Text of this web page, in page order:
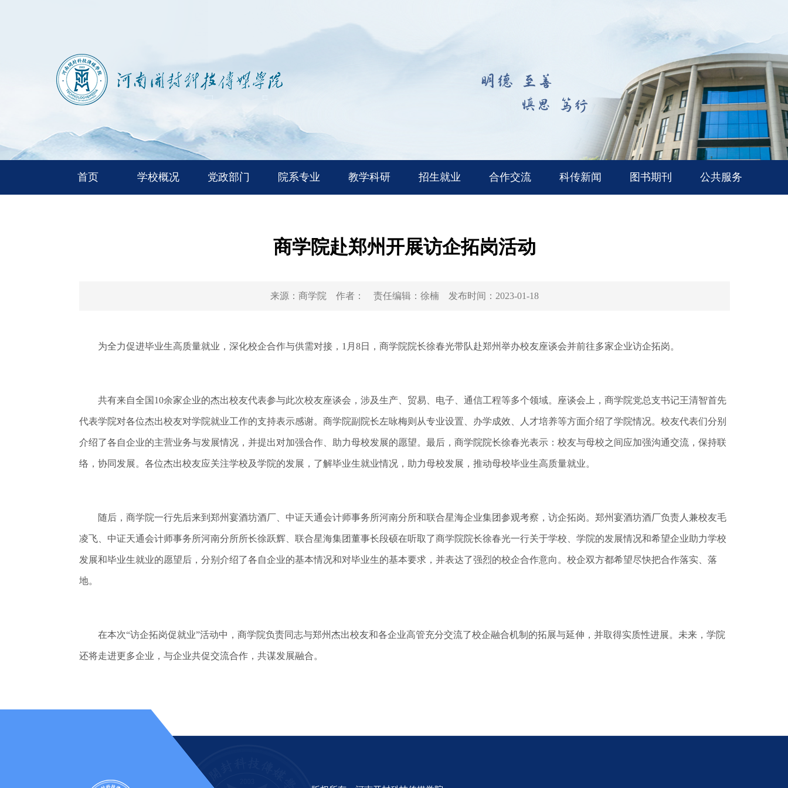
首页 学校概况 党政部门 院系专业 教学科研 招生就业 合作交流 科传新闻 图书期刊 公共服务
商学院赴郑州开展访企拓岗活动
来源： 商学院 作者： 责任编辑： 徐楠 发布时间： 2023-01-18
为全力促进毕业生高质量就业，深化校企合作与供需对接，1月8日，商学院院长徐春光带队赴郑州举办校友座谈会并前往多家企业访企拓岗。
共有来自全国10余家企业的杰出校友代表参与此次校友座谈会，涉及生产、贸易、电子、通信工程等多个领域。座谈会上，商学院党总支书记王清智首先
代表学院对各位杰出校友对学院就业工作的支持表示感谢。商学院副院长左咏梅则从专业设置、办学成效、人才培养等方面介绍了学院情况。校友代表们分别
介绍了各自企业的主营业务与发展情况，并提出对加强合作、助力母校发展的愿望。最后，商学院院长徐春光表示：校友与母校之间应加强沟通交流，保持联
络，协同发展。各位杰出校友应关注学校及学院的发展，了解毕业生就业情况，助力母校发展，推动母校毕业生高质量就业。
随后，商学院一行先后来到郑州宴酒坊酒厂、中证天通会计师事务所河南分所和联合星海企业集团参观考察，访企拓岗。郑州宴酒坊酒厂负责人兼校友毛
凌飞、中证天通会计师事务所河南分所所长徐跃辉、联合星海集团董事长段硕在听取了商学院院长徐春光一行关于学校、学院的发展情况和希望企业助力学校
发展和毕业生就业的愿望后，分别介绍了各自企业的基本情况和对毕业生的基本要求，并表达了强烈的校企合作意向。校企双方都希望尽快把合作落实、落
地。
在本次“访企拓岗促就业”活动中，商学院负责同志与郑州杰出校友和各企业高管充分交流了校企融合机制的拓展与延伸，并取得实质性进展。未来，学院
还将走进更多企业，与企业共促交流合作，共谋发展融合。